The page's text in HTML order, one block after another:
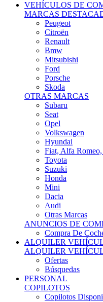
VEHÍCULOS DE
MARCAS
Peugeot
Citroën
Renault
Bmw
Mitsubishi
Ford
Porsche
Skoda
OTRAS MARCAS
Subaru
Seat
Opel
Volkswagen
Hyundai
Fiat, Alfa
Toyota
Suzuki
Honda
Mini
Dacia
Audi
Otras Marcas
ANUNCIOS DE
Compra De
ALQUILER
ALQUILER
Ofertas
Búsquedas
PERSONAL
COPILOTOS
Copilotos